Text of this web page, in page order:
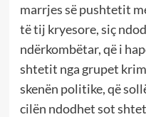
marrjes së pushtetit
të tij kryesore, siç
ndërkombëtar, që i
shtetit nga grupet
skenën politike, që
cilën ndodhet sot